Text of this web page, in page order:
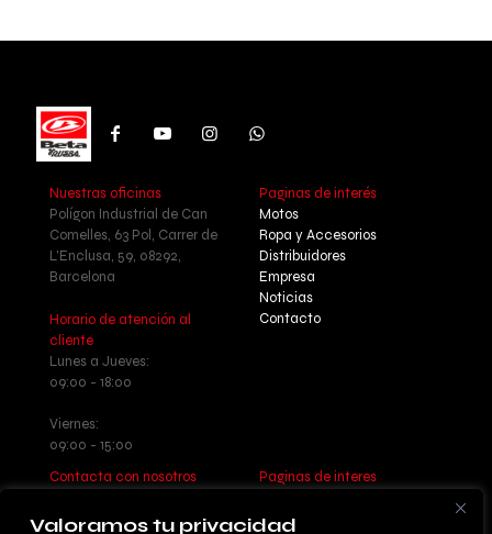
Valoramos tu privacidad
Nuestras oficinas
Polígon Industrial de Can
Comelles, 63 Pol, Carrer de
L'Enclusa, 59, 08292,
Barcelona
Horario de atención al
cliente
Lunes a Jueves:
09:00 - 18:00
Viernes:
09:00 - 15:00
Paginas de interés
Motos
Ropa y Accesorios
Distribuidores
Empresa
Noticias
Contacto
Contacta con nosotros
Escribenos:
Paginas de interes
privacidad